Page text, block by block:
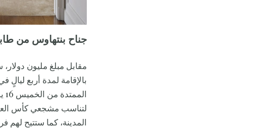
جناح بنتهاوس من
مقابل مبلغ مليون
بالإقامة لمدة أربع ليالٍ
لتناسب مشجعي كأس
المدينة، كما ستتيح لهم